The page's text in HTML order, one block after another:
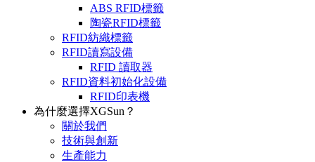
ABS RFID標籤
陶瓷RFID標籤
RFID紡織標籤
RFID讀寫設備
RFID 讀取器
RFID資料初始化設備
RFID印表機
為什麼選擇XGSun？
關於我們
技術與創新
生產能力